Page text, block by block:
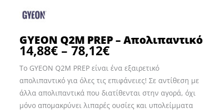
GYEON Q2M PREP – Απολιπαντικό
14,88€ – 78,12€Price
range:
14,88€
through
78,12€
Το GYEON Q2M PREP είναι ένα εξαιρετικό
απολιπαντικό για όλες τις επιφάνειες! Σε αντίθεση με
άλλα απολιπαντικά που διατίθενται στην αγορά, όχι
μόνο απομακρύνει λιπαρές ουσίες και υπολείμματα